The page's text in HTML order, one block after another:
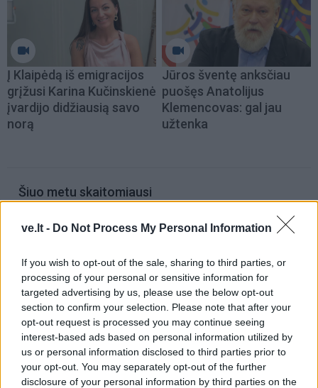
ve.lt - Do Not Process My Personal Information
If you wish to opt-out of the sale, sharing to third parties, or
processing of your personal or sensitive information for
targeted advertising by us, please use the below opt-out
section to confirm your selection. Please note that after your
opt-out request is processed you may continue seeing
interest-based ads based on personal information utilized by
us or personal information disclosed to third parties prior to
your opt-out. You may separately opt-out of the further
disclosure of your personal information by third parties on the
Į Klaipėdą iš emigracijos
grįžusi Karina Kučinskienė
įvardijo didžiausią savo
norą
Jūros šventę anksčiau
puošęs Anatolijus
Klemencovas: gal jau
užtenka
Šiuo metu skaitomiausi
Dienos horoskopas 12 Zodiako
tai, kas nebeveikia
Padegėjas į kiemą tyliai įsliūkino
naktį: tamsą nušvietė pastatą
apėmusi liepsna
Plaukai mažiau riebaluosis: į
šampūną tereikia įberti vieną
ingredientą